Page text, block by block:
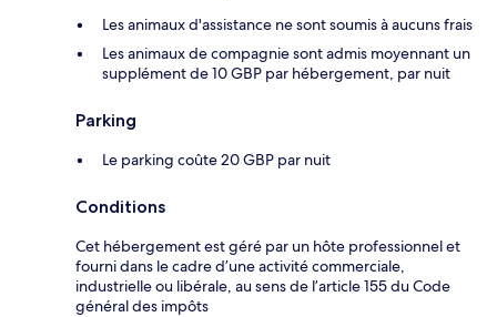
Les animaux d'assistance ne sont soumis à aucuns frais
Les animaux de compagnie sont admis moyennant un
supplément de 10 GBP par hébergement, par nuit
Parking
Le parking coûte 20 GBP par nuit
Conditions
Cet hébergement est géré par un hôte professionnel et
fourni dans le cadre d’une activité commerciale,
industrielle ou libérale, au sens de l’article 155 du Code
général des impôts